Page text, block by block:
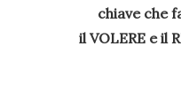
chiave che
il VOLERE e il